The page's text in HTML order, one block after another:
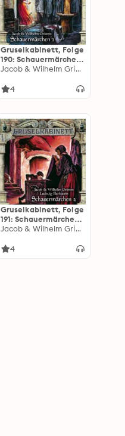
Gruselkabinett, Folge
190: Schauermärchen
1
Jacob & Wilhelm Grimm
4
Gruselkabinett, Folge
191: Schauermärchen
2
Jacob & Wilhelm Grimm
4